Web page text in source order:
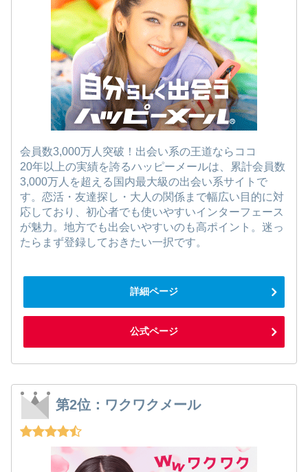
会員数3,000万人突破！出会い系の王道ならココ
20年以上の実績を誇るハッピーメールは、累計会員数
3,000万人を超える国内最大級の出会い系サイトで
す。恋活・友達探し・大人の関係まで幅広い目的に対
応しており、初心者でも使いやすいインターフェース
が魅力。地方でも出会いやすいのも高ポイント。迷っ
たらまず登録しておきたい一択です。
詳細ページ
公式ページ
第2位：ワクワクメール